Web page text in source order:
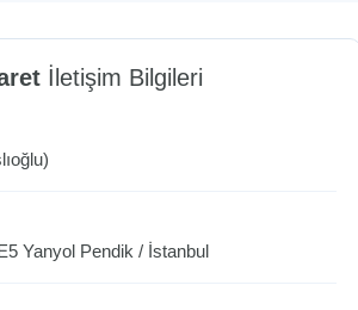
İletişim Bilgileri
Yanyol Pendik / İstanbul